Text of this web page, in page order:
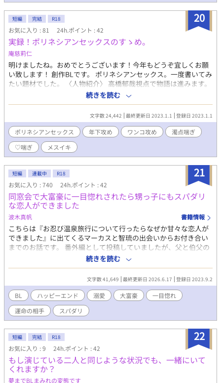
20
短編 完結 R18
お気に入り : 81 24h.ポイント : 42
実録！ポリネシアンセックスのすゝめ。
庵慈莉仁
明けましたね。おめでとうございます！今年もどうぞ宜しくお願
い致します！ 創作BLです。 ポリネシアンセックス。一度書いてみ
たい題材でした。 〈人物紹介〉 高橋郁哉視点で物語は進みます。
高橋 郁哉（タカハシイクヤ）/25才/受け/ゲイ 整理整頓が苦手。
社畜。 ヘタレな年上。 恋人が大好き。 年上が故の不安。 山﨑
遼平(ヤマサキリョウヘイ)/21才/攻め/バイ ワンコ攻め。 スパダ
リ。 恋人が大好き。 スポーツマン。 年下が故の不安。 〈超絶簡
単なあらすじ〉 幼馴染みの郁哉と遼平は恋人同士だ。 最近は郁哉
の仕事が忙しく、中々にすれ違ってばかりの二人。 ある日郁哉は
友人が経営している飲み屋に遊びに行って、『恋人を放ったらか
しにしてるとその内捨てられるわよ？』と、言われてしまい最近
の自分を振り返れば、仕事が忙しいと言い訳ばかりで家の事や、
ましてやセックスもしていない事実に不安になる。 そんな中遼平
から話があると持ち掛けられて？ お、お願いだ！捨てるなんて言
わないでくれッ！？ 少しでも楽しんで頂けたら、嬉しいです！
続きを読む
文字数 24,442 最終更新日 2023.1.1 登録日 2023.1.1
ポリネシアンセックス 年下攻め ワンコ攻め
濁点喘ぎ
♡喘ぎ
メスイキ
21
短編 連載中 R18
お気に入り : 740 24h.ポイント : 42
同窓会で大富豪に一目惚れされたら甥っ子にもスパダリ
な恋人ができました
波木真帆 書籍情報
こちらは『お忍び温泉旅行について行ったらなぜか甘々な恋人が
できました』に出てくるマーカスと智琉の出会いからお付き合い
までのお話です。 番外編として投稿していましたが、父と伯父の
話を絡めたせいで長くなりそうなので分けてみました。 マーカス
と智琉の出会いのきっかけになるマーカスの父・ノーランと智琉
の伯父・エルドのお話から始まります。 ＜あらすじ＞ アメリカに
住むアメリカ軍人エルド宛にフランスの寄宿学校からの同窓会の
招待状が届く。 そこでフランスの大富豪シュバリエ家の総帥・ノ
ーランと出会う。 住む世界が違うと思いながらも意気投合した二
人はノーランの息子たちを連れ、アメリカのエルドの自宅に遊び
にくることに。 アメリカに向かう機内で、ノーランから告白をう
けあれよあれよという間に恋人同士になってしまう。 アメリカの
エルドの自宅には甥っ子の智琉がいて、家族で楽しい時間を過ご
そうと思ったのだけど、智琉を見たノーランの息子がいきなり智
琉を抱きしめて、『運命の人』と言い出して……。 ラブラブカッ
プルしか出てこないハッピーエンド小説です。 10話までは行かな
い予定。 R18には※つけます。
続きを読む
文字数 41,649 最終更新日 2026.6.17 登録日 2023.9.2
BL ハッピーエンド 溺愛 大富豪
一目惚れ
運命の相手
スパダリ
22
短編 完結 R18
お気に入り : 9 24h.ポイント : 42
もし演じている二人と同じような状況でも、一緒にいて
くれますか？
夢までBLまみれの変態です